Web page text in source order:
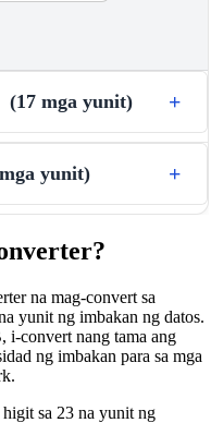
(17 mga yunit)
mga yunit)
na mag-convert sa
yunit ng imbakan ng datos.
i-convert nang tama ang
ng imbakan para sa mga
sa 23 na yunit ng